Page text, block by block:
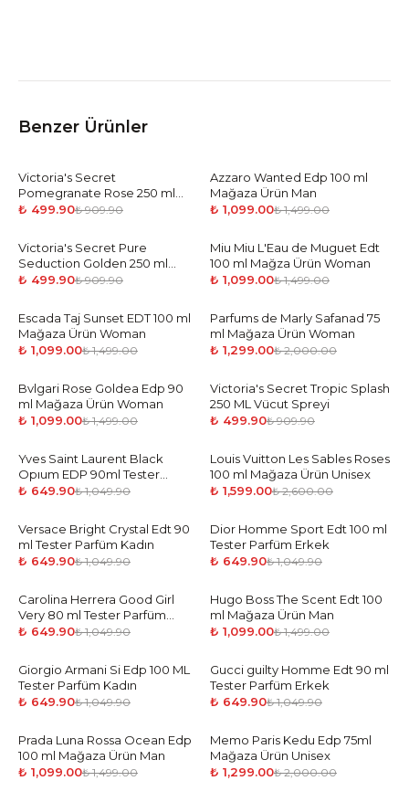
Benzer Ürünler
-45%
Victoria's Secret
Pomegranate Rose 250 ml
Vücut Spreyi
₺ 499.90₺ 909.90
-27%
Azzaro Wanted Edp 100 ml
Mağaza Ürün Man
₺ 1,099.00₺ 1,499.00
-45%
Victoria's Secret Pure
Seduction Golden 250 ml
Vücut Spreyi
₺ 499.90₺ 909.90
-27%
Miu Miu L'Eau de Muguet Edt
100 ml Mağza Ürün Woman
₺ 1,099.00₺ 1,499.00
-27%
Escada Taj Sunset EDT 100 ml
Mağaza Ürün Woman
₺ 1,099.00₺ 1,499.00
-35%
Parfums de Marly Safanad 75
ml Mağaza Ürün Woman
₺ 1,299.00₺ 2,000.00
-27%
Bvlgari Rose Goldea Edp 90
ml Mağaza Ürün Woman
₺ 1,099.00₺ 1,499.00
-45%
Victoria's Secret Tropic Splash
250 ML Vücut Spreyi
₺ 499.90₺ 909.90
-38%
Yves Saint Laurent Black
Opıum EDP 90ml Tester
Parfüm Kadın
₺ 649.90₺ 1,049.90
-39%
Louis Vuitton Les Sables Roses
100 ml Mağaza Ürün Unisex
₺ 1,599.00₺ 2,600.00
-38%
Versace Bright Crystal Edt 90
ml Tester Parfüm Kadın
₺ 649.90₺ 1,049.90
-38%
Dior Homme Sport Edt 100 ml
Tester Parfüm Erkek
₺ 649.90₺ 1,049.90
-38%
Carolina Herrera Good Girl
Very 80 ml Tester Parfüm
Kadın
₺ 649.90₺ 1,049.90
-27 %
Hugo Boss The Scent Edt 100
ml Mağaza Ürün Man
₺ 1,099.00₺ 1,499.00
-38%
Giorgio Armani Si Edp 100 ML
Tester Parfüm Kadın
₺ 649.90₺ 1,049.90
-38 %
Gucci guilty Homme Edt 90 ml
Tester Parfüm Erkek
₺ 649.90₺ 1,049.90
-27 %
Prada Luna Rossa Ocean Edp
100 ml Mağaza Ürün Man
₺ 1,099.00₺ 1,499.00
-35%
Memo Paris Kedu Edp 75ml
Mağaza Ürün Unisex
₺ 1,299.00₺ 2,000.00